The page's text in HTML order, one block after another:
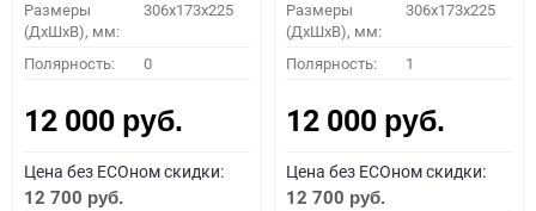
Размеры
(ДхШхВ), мм:
306x173x225
Полярность: 0
12 000 руб.
Цена без ECOном скидки:
12 700 руб.
Размеры
(ДхШхВ), мм:
306x173x225
Полярность: 1
12 000 руб.
Цена без ECOном скидки:
12 700 руб.